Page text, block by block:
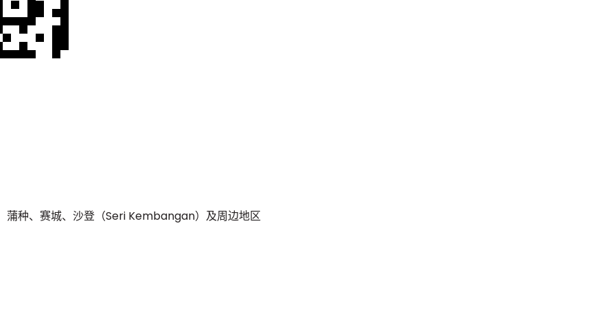
蒲种、赛城、沙登（Seri Kembangan）及周边地区